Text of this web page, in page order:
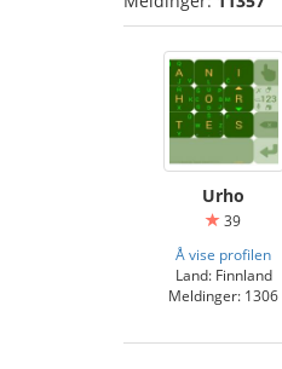
Urho
39
Å vise profilen
Land: Finnland
Meldinger: 1306